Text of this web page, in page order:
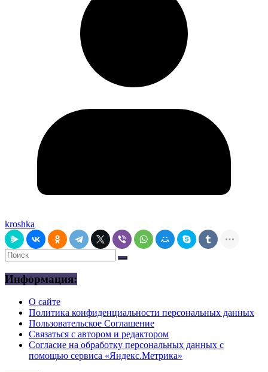
kroshka
Информация:
О сайте
Политика конфиденциальности персональных данных
Пользовательское Соглашение
Связаться с автором и редактором
Согласие на обработку персональных данных с
помощью сервиса «Яндекс.Метрика»